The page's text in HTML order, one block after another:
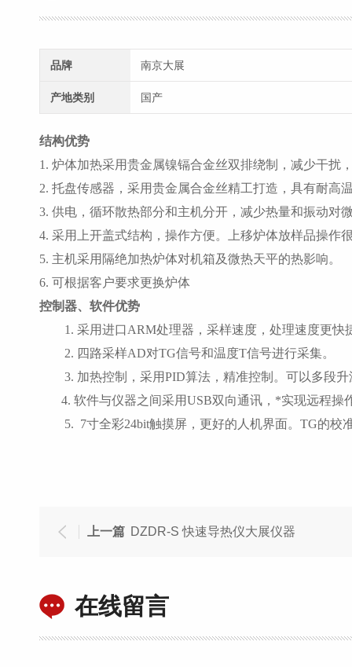
品牌 南京大展
产地类别 国产
结构优势
1. 炉体加热采用贵金属镍镉合金丝双排绕制，减少干扰
2. 托盘传感器，采用贵金属合金丝精工打造，具有耐高
3. 供电，循环散热部分和主机分开，减少热量和振动对
4. 采用上开盖式结构，操作方便。上移炉体放样品操作
5. 主机采用隔绝加热炉体对机箱及微热天平的热影响。
6. 可根据客户要求更换炉体
控制器、软件优势
1. 采用进口ARM处理器，采样速度，处理速度更快
2. 四路采样AD对TG信号和温度T信号进行采集。
3. 加热控制，采用PID算法，精准控制。可以多段
4. 软件与仪器之间采用USB双向通讯，*实现远程
5. 7寸全彩24bit触摸屏，更好的人机界面。TG的校
上一篇 DZDR-S 快速导热仪大展仪器
在线留言